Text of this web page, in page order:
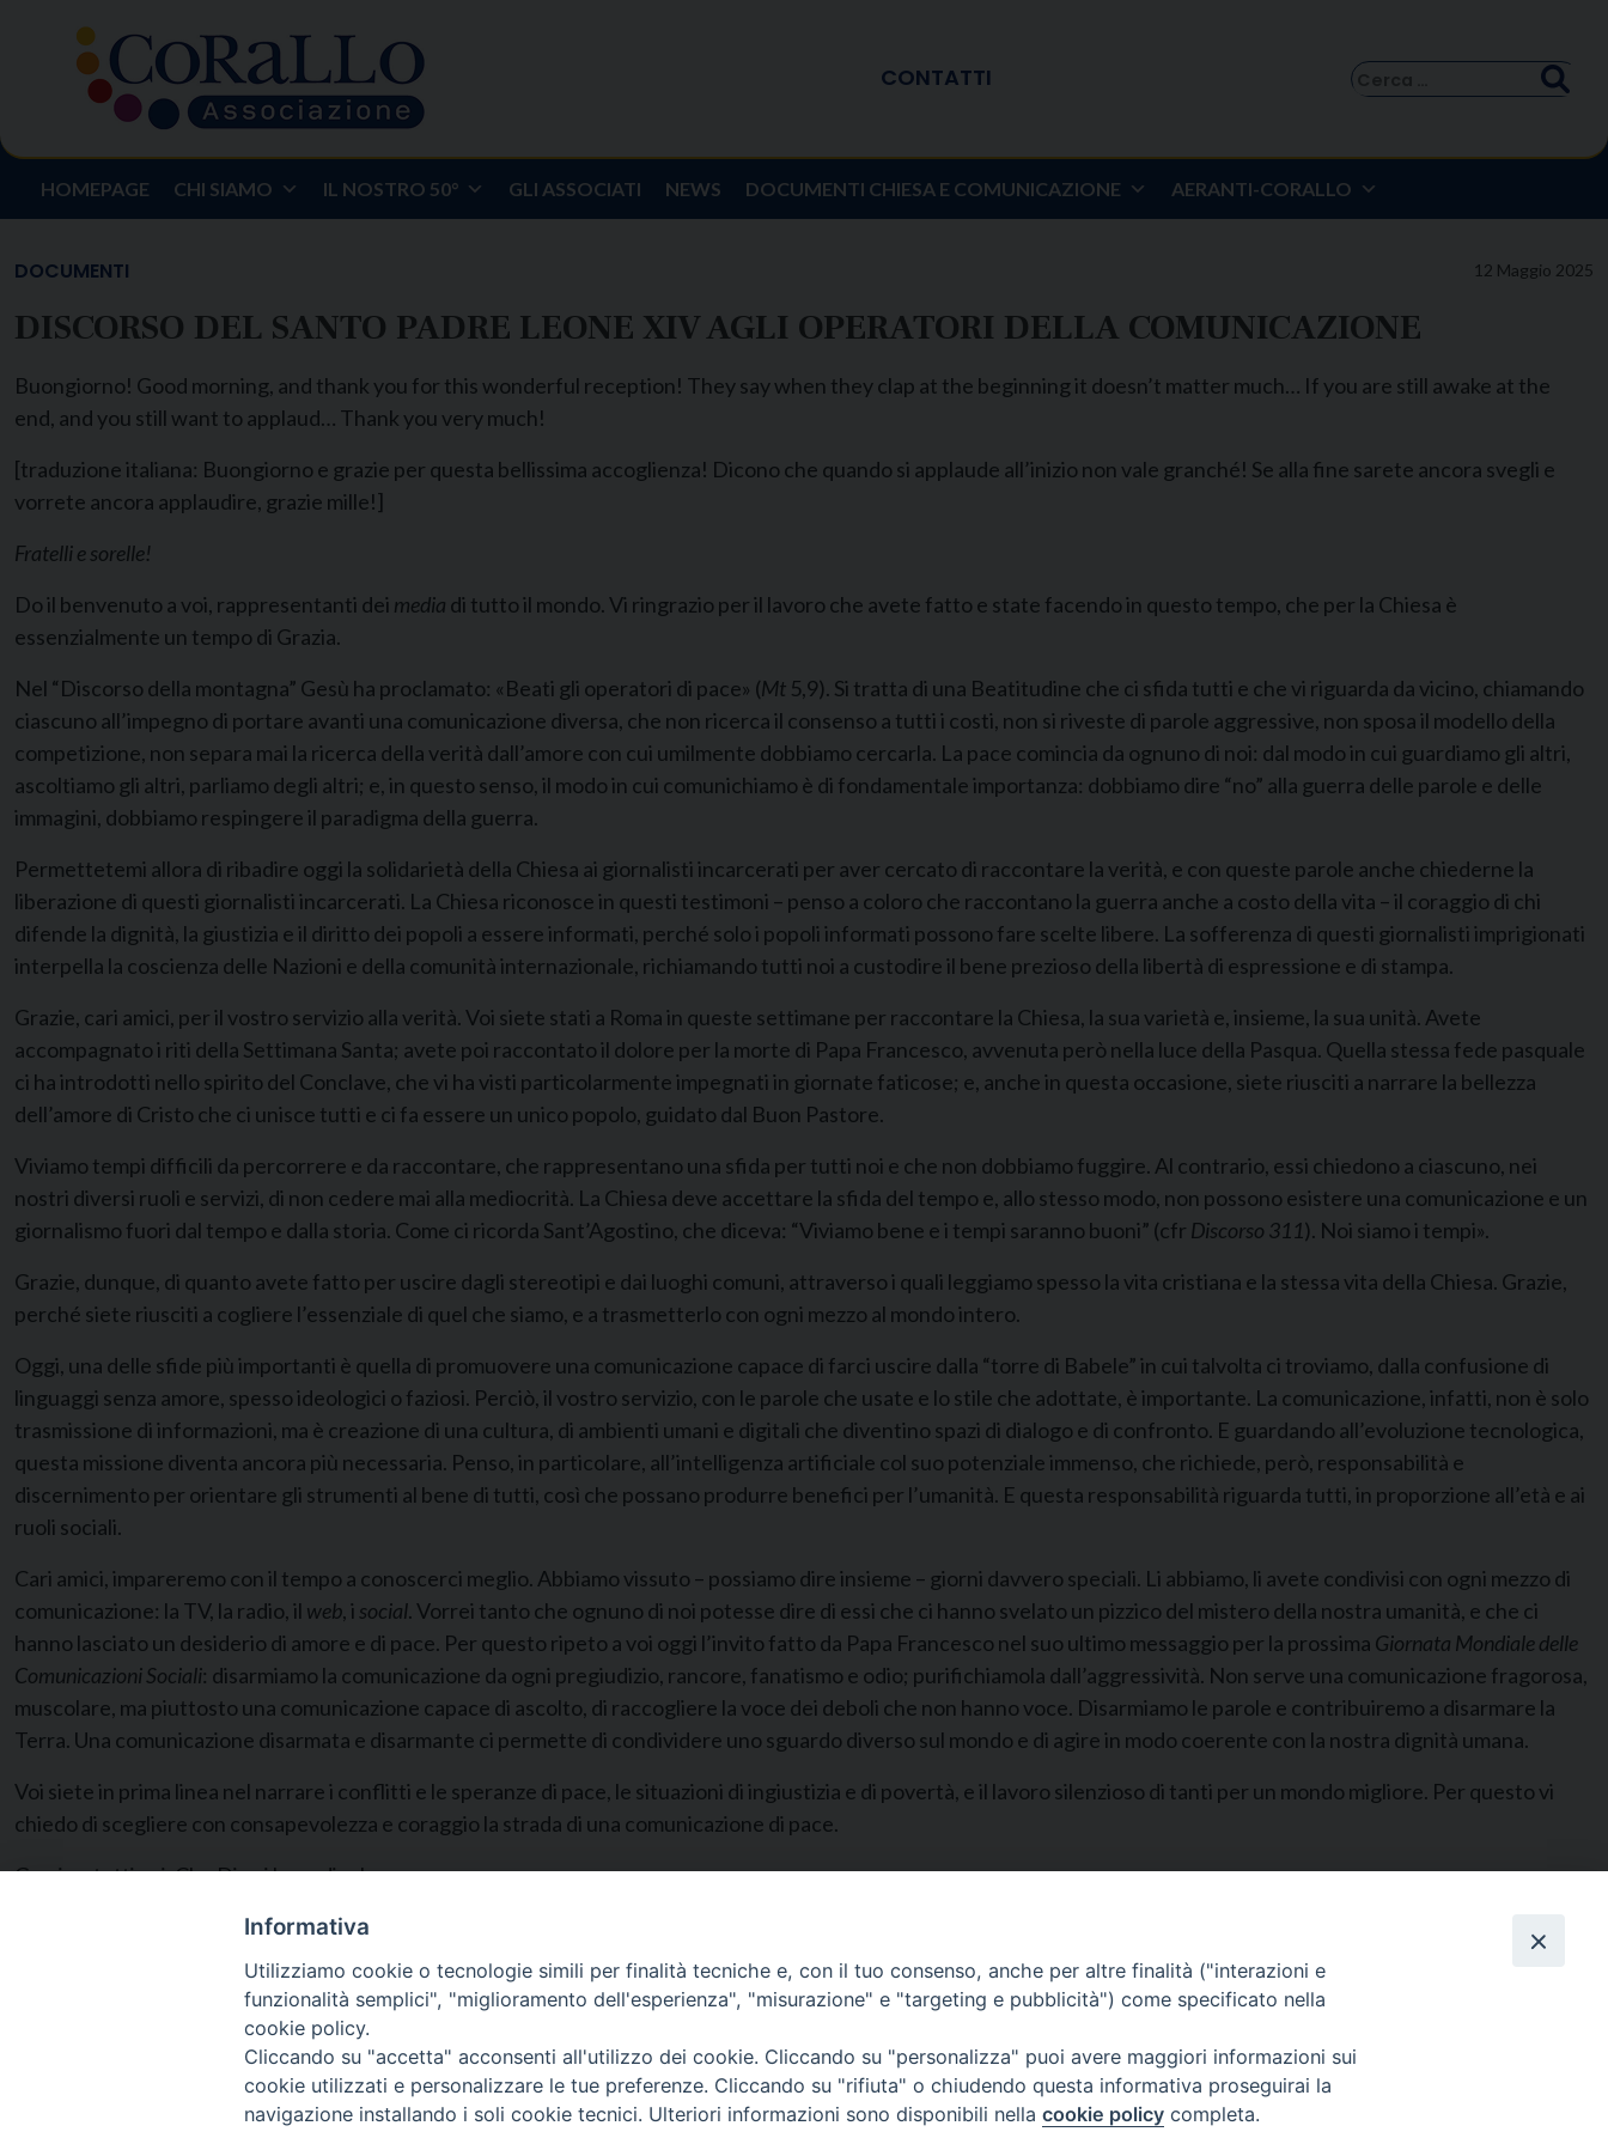
content
CONTATTI
Ricerca
HOMEPAGE CHI SIAMO IL NOSTRO 50° GLI ASSOCIATI NEWS DOCUMENTI CHIESA E COMUNICAZIONE AERANTI-CORALLO
12 Maggio 2025
DOCUMENTI
DISCORSO DEL SANTO PADRE LEONE XIV AGLI OPERATORI DELLA COMUNICAZIONE
Buongiorno! Good morning, and thank you for this wonderful reception! They say when they clap at the beginning it doesn’t matter much… If you are still awake at the
end, and you still want to applaud… Thank you very much!
[traduzione italiana: Buongiorno e grazie per questa bellissima accoglienza! Dicono che quando si applaude all’inizio non vale granché! Se alla fine sarete ancora svegli e
vorrete ancora applaudire, grazie mille!]
Fratelli e sorelle!
Do il benvenuto a voi, rappresentanti dei media di tutto il mondo. Vi ringrazio per il lavoro che avete fatto e state facendo in questo tempo, che per la Chiesa è
essenzialmente un tempo di Grazia.
Nel “Discorso della montagna” Gesù ha proclamato: «Beati gli operatori di pace» (Mt 5,9). Si tratta di una Beatitudine che ci sfida tutti e che vi riguarda da vicino, chiamando
ciascuno all’impegno di portare avanti una comunicazione diversa, che non ricerca il consenso a tutti i costi, non si riveste di parole aggressive, non sposa il modello della
competizione, non separa mai la ricerca della verità dall’amore con cui umilmente dobbiamo cercarla. La pace comincia da ognuno di noi: dal modo in cui guardiamo gli altri,
ascoltiamo gli altri, parliamo degli altri; e, in questo senso, il modo in cui comunichiamo è di fondamentale importanza: dobbiamo dire “no” alla guerra delle parole e delle
immagini, dobbiamo respingere il paradigma della guerra.
Permettetemi allora di ribadire oggi la solidarietà della Chiesa ai giornalisti incarcerati per aver cercato di raccontare la verità, e con queste parole anche chiederne la
liberazione di questi giornalisti incarcerati. La Chiesa riconosce in questi testimoni – penso a coloro che raccontano la guerra anche a costo della vita – il coraggio di chi
difende la dignità, la giustizia e il diritto dei popoli a essere informati, perché solo i popoli informati possono fare scelte libere. La sofferenza di questi giornalisti imprigionati
interpella la coscienza delle Nazioni e della comunità internazionale, richiamando tutti noi a custodire il bene prezioso della libertà di espressione e di stampa.
Grazie, cari amici, per il vostro servizio alla verità. Voi siete stati a Roma in queste settimane per raccontare la Chiesa, la sua varietà e, insieme, la sua unità. Avete
accompagnato i riti della Settimana Santa; avete poi raccontato il dolore per la morte di Papa Francesco, avvenuta però nella luce della Pasqua. Quella stessa fede pasquale
ci ha introdotti nello spirito del Conclave, che vi ha visti particolarmente impegnati in giornate faticose; e, anche in questa occasione, siete riusciti a narrare la bellezza
dell’amore di Cristo che ci unisce tutti e ci fa essere un unico popolo, guidato dal Buon Pastore.
Viviamo tempi difficili da percorrere e da raccontare, che rappresentano una sfida per tutti noi e che non dobbiamo fuggire. Al contrario, essi chiedono a ciascuno, nei
nostri diversi ruoli e servizi, di non cedere mai alla mediocrità. La Chiesa deve accettare la sfida del tempo e, allo stesso modo, non possono esistere una comunicazione e un
giornalismo fuori dal tempo e dalla storia. Come ci ricorda Sant’Agostino, che diceva: “Viviamo bene e i tempi saranno buoni” (cfr Discorso 311). Noi siamo i tempi».
Grazie, dunque, di quanto avete fatto per uscire dagli stereotipi e dai luoghi comuni, attraverso i quali leggiamo spesso la vita cristiana e la stessa vita della Chiesa. Grazie,
perché siete riusciti a cogliere l’essenziale di quel che siamo, e a trasmetterlo con ogni mezzo al mondo intero.
Oggi, una delle sfide più importanti è quella di promuovere una comunicazione capace di farci uscire dalla “torre di Babele” in cui talvolta ci troviamo, dalla confusione di
linguaggi senza amore, spesso ideologici o faziosi. Perciò, il vostro servizio, con le parole che usate e lo stile che adottate, è importante. La comunicazione, infatti, non è solo
trasmissione di informazioni, ma è creazione di una cultura, di ambienti umani e digitali che diventino spazi di dialogo e di confronto. E guardando all’evoluzione tecnologica,
questa missione diventa ancora più necessaria. Penso, in particolare, all’intelligenza artificiale col suo potenziale immenso, che richiede, però, responsabilità e
discernimento per orientare gli strumenti al bene di tutti, così che possano produrre benefici per l’umanità. E questa responsabilità riguarda tutti, in proporzione all’età e ai
ruoli sociali.
Cari amici, impareremo con il tempo a conoscerci meglio. Abbiamo vissuto – possiamo dire insieme – giorni davvero speciali. Li abbiamo, li avete condivisi con ogni mezzo di
comunicazione: la TV, la radio, il web, i social. Vorrei tanto che ognuno di noi potesse dire di essi che ci hanno svelato un pizzico del mistero della nostra umanità, e che ci
hanno lasciato un desiderio di amore e di pace. Per questo ripeto a voi oggi l’invito fatto da Papa Francesco nel suo ultimo messaggio per la prossima Giornata Mondiale delle
Comunicazioni Sociali: disarmiamo la comunicazione da ogni pregiudizio, rancore, fanatismo e odio; purifichiamola dall’aggressività. Non serve una comunicazione fragorosa,
muscolare, ma piuttosto una comunicazione capace di ascolto, di raccogliere la voce dei deboli che non hanno voce. Disarmiamo le parole e contribuiremo a disarmare la
Terra. Una comunicazione disarmata e disarmante ci permette di condividere uno sguardo diverso sul mondo e di agire in modo coerente con la nostra dignità umana.
Voi siete in prima linea nel narrare i conflitti e le speranze di pace, le situazioni di ingiustizia e di povertà, e il lavoro silenzioso di tanti per un mondo migliore. Per questo vi
chiedo di scegliere con consapevolezza e coraggio la strada di una comunicazione di pace.
Grazie a tutti voi. Che Dio vi benedica!
CONTATTI
Informativa
Utilizziamo cookie o tecnologie simili per finalità tecniche e, con il tuo consenso, anche per altre finalità ("interazioni e
funzionalità semplici", "miglioramento dell'esperienza", "misurazione" e "targeting e pubblicità") come specificato nella
cookie policy.
Cliccando su "accetta" acconsenti all'utilizzo dei cookie. Cliccando su "personalizza" puoi avere maggiori informazioni sui
cookie utilizzati e personalizzare le tue preferenze. Cliccando su "rifiuta" o chiudendo questa informativa proseguirai la
navigazione installando i soli cookie tecnici. Ulteriori informazioni sono disponibili nella cookie policy completa.